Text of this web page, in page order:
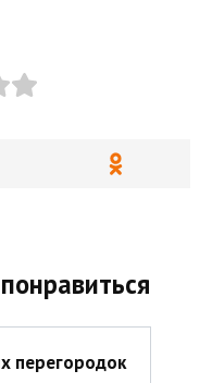
перегородок